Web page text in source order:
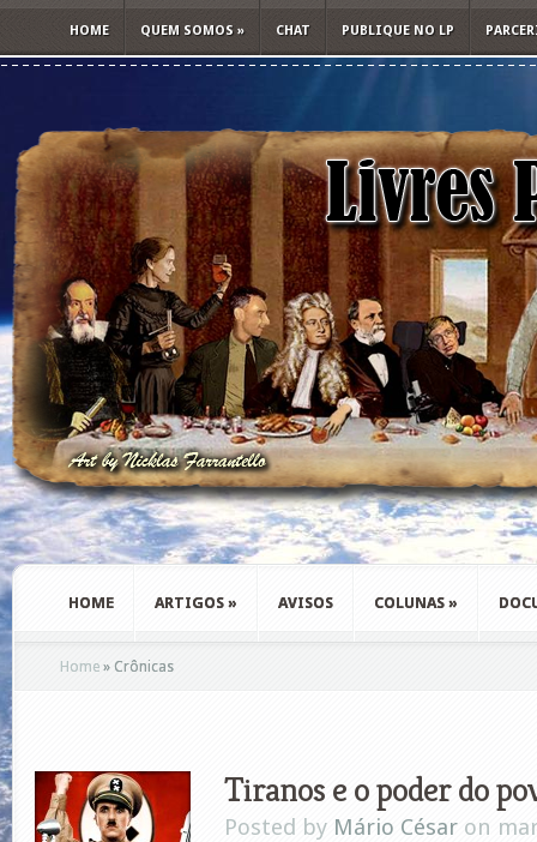
HOME QUEM SOMOS » CHAT PUBLIQUE NO LP
HOME ARTIGOS » AVISOS COLUNAS »
Home » Crônicas
Tiranos e o poder do
Posted by Mário César on